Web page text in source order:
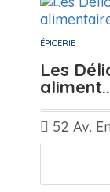
ÉPICERIE
Les
52 Av.